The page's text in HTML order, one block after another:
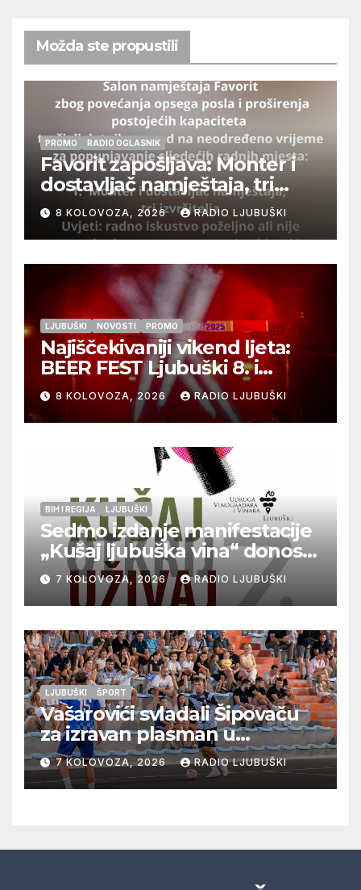
Možda ste propustili
PROMO RADIO OGLASNIK
Favorit zapošljava: Monter i
dostavljač namještaja, tri
izvršitelja
8 KOLOVOZA, 2026 RADIO LJUBUŠKI
LJUBUŠKI NOVOSTI PROMO
Najiščekivaniji vikend ljeta:
BEER FEST Ljubuški 8. i
9.kolovoza
8 KOLOVOZA, 2026 RADIO LJUBUŠKI
BIH I REGIJA LJUBUŠKI
Sedmo izdanje manifestacije
„Kušaj ljubuška vina“ donosi
vrhunska vina, gastronomiju i
glazbu
7 KOLOVOZA, 2026 RADIO LJUBUŠKI
LJUBUŠKI ŠPORT
Vašarovići svladali Šipovaču
za izravan plasman u
četvrtfinale, Grab izborio
prolazak dalje, Klobuk ispao,
večeras počinje četvrtfinale
7 KOLOVOZA, 2026 RADIO LJUBUŠKI